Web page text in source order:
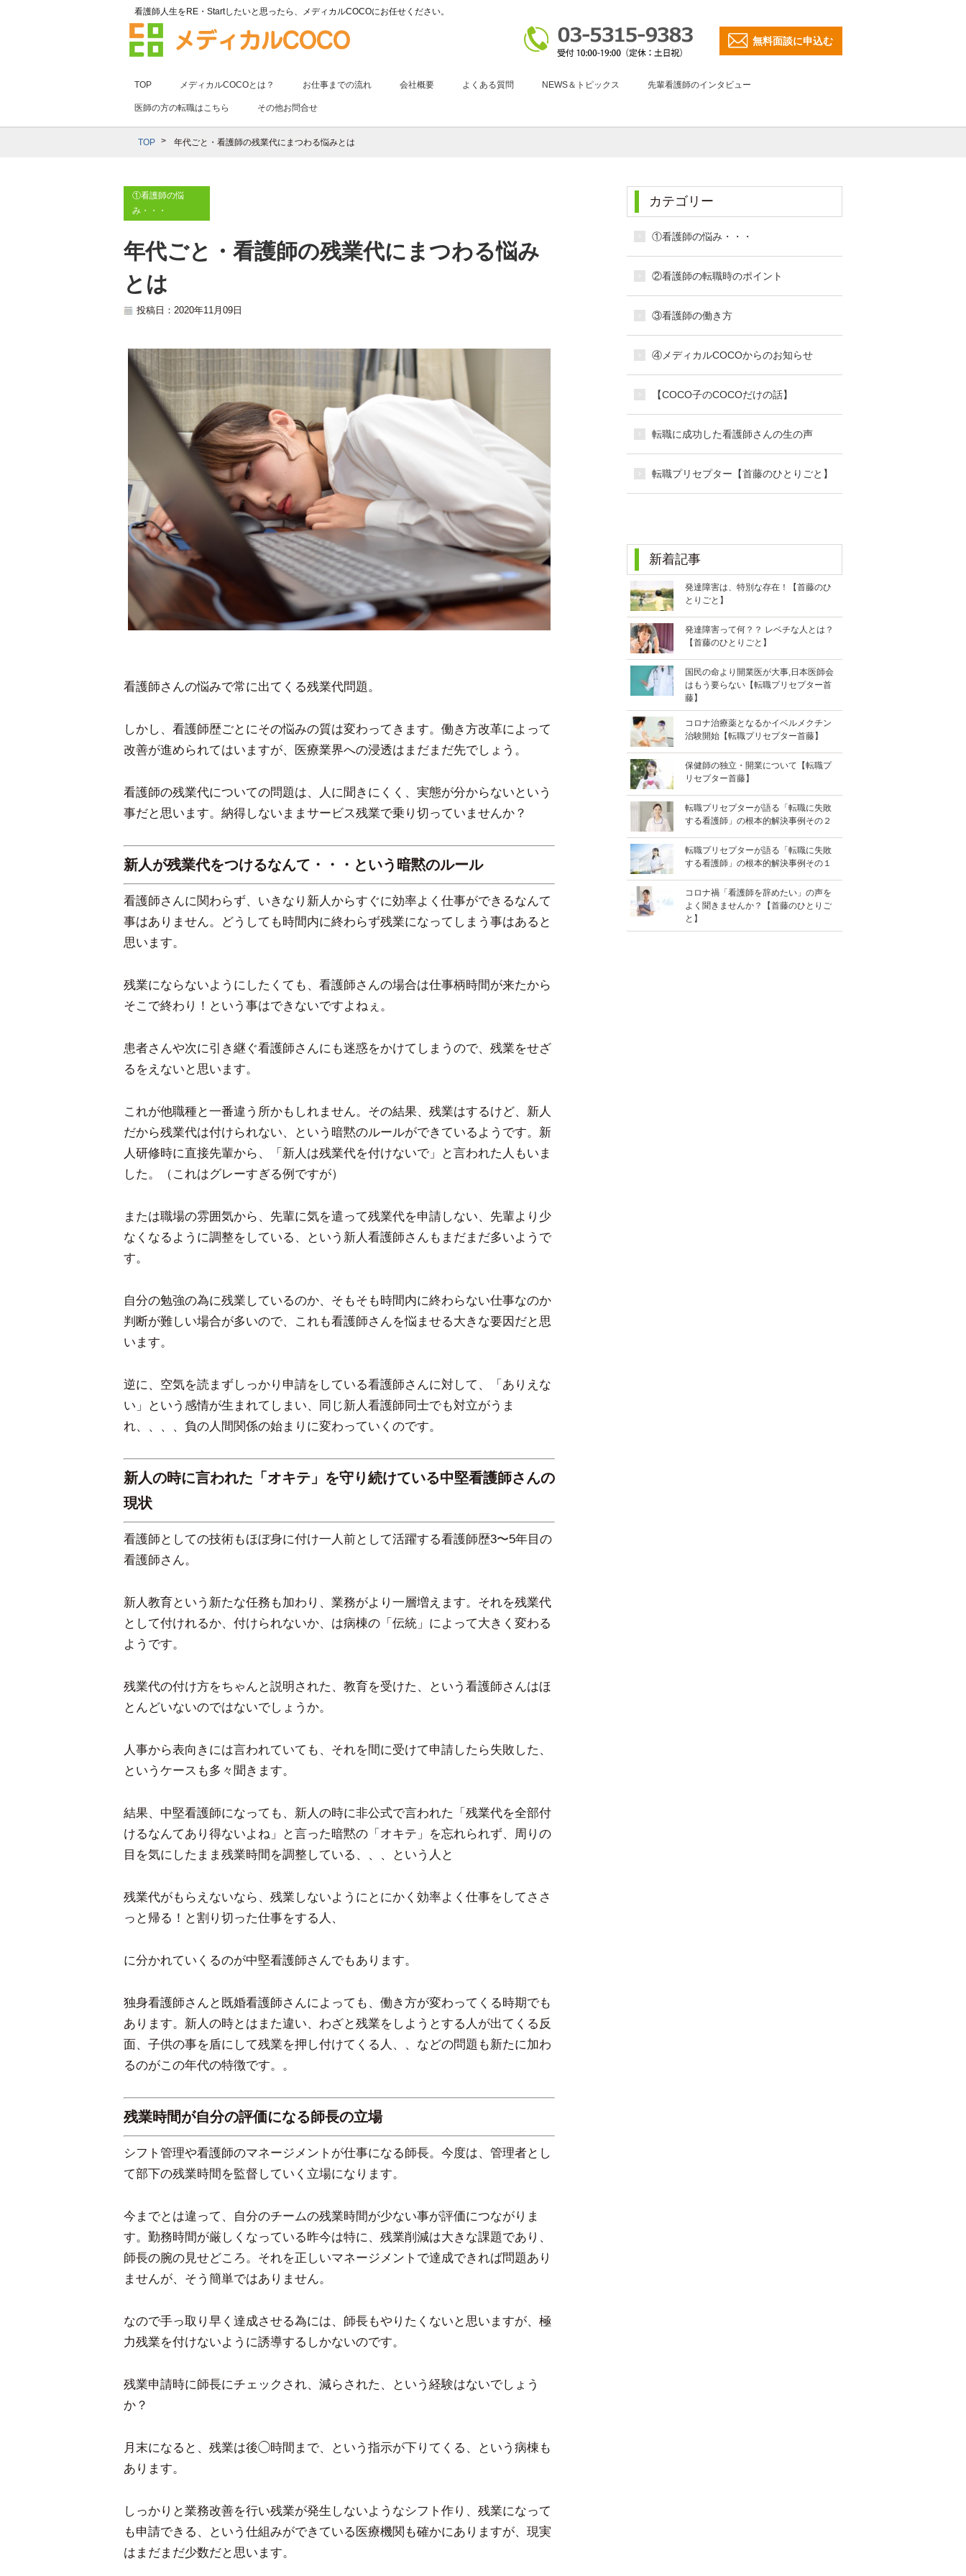
看護師人生をRE・Startしたいと思ったら、 メディカルCOCOにお任せください。
無料面談に申込む
TOP メディカルCOCOとは？ お仕事までの流れ 会社概要 よくある質問 NEWS＆トピックス 先輩看護師のインタビュー
医師の方の転職はこちら その他お問合せ
TOP 年代ごと・看護師の残業代にまつわる悩みとは
①看護師の悩
み・・・
年代ごと・看護師の残業代にまつわる悩み
とは
投稿日：2020年11月09日
看護師さんの悩みで常に出てくる残業代問題。
しかし、看護師歴ごとにその悩みの質は変わってきます。働き方改革によって
改善が進められてはいますが、医療業界への浸透はまだまだ先でしょう。
看護師の残業代についての問題は、人に聞きにくく、実態が分からないという
事だと思います。納得しないままサービス残業で乗り切っていませんか？
新人が残業代をつけるなんて・・・という暗黙のルール
看護師さんに関わらず、いきなり新人からすぐに効率よく仕事ができるなんて
事はありません。どうしても時間内に終わらず残業になってしまう事はあると
思います。
残業にならないようにしたくても、看護師さんの場合は仕事柄時間が来たから
そこで終わり！という事はできないですよねぇ。
患者さんや次に引き継ぐ看護師さんにも迷惑をかけてしまうので、残業をせざ
るをえないと思います。
これが他職種と一番違う所かもしれません。その結果、残業はするけど、新人
だから残業代は付けられない、という暗黙のルールができているようです。新
人研修時に直接先輩から、「新人は残業代を付けないで」と言われた人もいま
した。（これはグレーすぎる例ですが）
または職場の雰囲気から、先輩に気を遣って残業代を申請しない、先輩より少
なくなるように調整をしている、という新人看護師さんもまだまだ多いようで
す。
自分の勉強の為に残業しているのか、そもそも時間内に終わらない仕事なのか
判断が難しい場合が多いので、これも看護師さんを悩ませる大きな要因だと思
います。
逆に、空気を読まずしっかり申請をしている看護師さんに対して、「ありえな
い」という感情が生まれてしまい、同じ新人看護師同士でも対立がうま
れ、、、、負の人間関係の始まりに変わっていくのです。
新人の時に言われた「オキテ」を守り続けている中堅看護師さんの
現状
看護師としての技術もほぼ身に付け一人前として活躍する看護師歴3〜5年目の
看護師さん。
新人教育という新たな任務も加わり、業務がより一層増えます。それを残業代
として付けれるか、付けられないか、は病棟の「伝統」によって大きく変わる
ようです。
残業代の付け方をちゃんと説明された、教育を受けた、という看護師さんはほ
とんどいないのではないでしょうか。
人事から表向きには言われていても、それを間に受けて申請したら失敗した、
というケースも多々聞きます。
結果、中堅看護師になっても、新人の時に非公式で言われた「残業代を全部付
けるなんてあり得ないよね」と言った暗黙の「オキテ」を忘れられず、周りの
目を気にしたまま残業時間を調整している、、、という人と
残業代がもらえないなら、残業しないようにとにかく効率よく仕事をしてささ
っと帰る！と割り切った仕事をする人、
に分かれていくるのが中堅看護師さんでもあります。
独身看護師さんと既婚看護師さんによっても、働き方が変わってくる時期でも
あります。新人の時とはまた違い、わざと残業をしようとする人が出てくる反
面、子供の事を盾にして残業を押し付けてくる人、、などの問題も新たに加わ
るのがこの年代の特徴です。。
残業時間が自分の評価になる師長の立場
シフト管理や看護師のマネージメントが仕事になる師長。今度は、管理者とし
て部下の残業時間を監督していく立場になります。
今までとは違って、自分のチームの残業時間が少ない事が評価につながりま
す。勤務時間が厳しくなっている昨今は特に、残業削減は大きな課題であり、
師長の腕の見せどころ。それを正しいマネージメントで達成できれば問題あり
ませんが、そう簡単ではありません。
なので手っ取り早く達成させる為には、師長もやりたくないと思いますが、極
力残業を付けないように誘導するしかないのです。
残業申請時に師長にチェックされ、減らされた、という経験はないでしょう
か？
月末になると、残業は後◯時間まで、という指示が下りてくる、という病棟も
あります。
しっかりと業務改善を行い残業が発生しないようなシフト作り、残業になって
も申請できる、という仕組みができている医療機関も確かにありますが、現実
はまだまだ少数だと思います。
カテゴリー
①看護師の悩み・・・
②看護師の転職時のポイント
③看護師の働き方
④メディカルCOCOからのお知らせ
【COCO子のCOCOだけの話】
転職に成功した看護師さんの生の声
転職プリセプター【首藤のひとりごと】
新着記事
発達障害は、特別な存在！【首藤のひ
とりごと】
発達障害って何？？ レベチな人とは？
【首藤のひとりごと】
国民の命より開業医が大事,日本医師会
はもう要らない【転職プリセプター首
藤】
コロナ治療薬となるかイベルメクチン
治験開始【転職プリセプター首藤】
保健師の独立・開業について【転職プ
リセプター首藤】
転職プリセプターが語る「転職に失敗
する看護師」の根本的解決事例その２
転職プリセプターが語る「転職に失敗
する看護師」の根本的解決事例その１
コロナ禍「看護師を辞めたい」の声を
よく聞きませんか？【首藤のひとりご
と】